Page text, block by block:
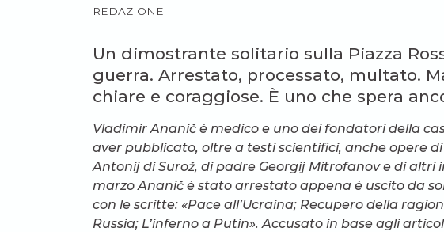
REDAZIONE
Un dimostrante solitario sulla Piazza
guerra. Arrestato, processato, multato.
chiare e coraggiose. È uno che spera
Vladimir Ananič è medico e uno dei fondatori della
aver pubblicato, oltre a testi scientifici, anche opere
Antonij di Surož, di padre Georgij Mitrofanov e di altri
marzo Ananič è stato arrestato appena è uscito da
con le scritte: «Pace all’Ucraina; Recupero della
Russia; L’inferno a Putin». Accusato in base agli